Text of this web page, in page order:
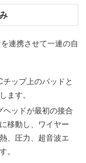
み
連携させて一連の自
チップ上のパッドと
ます。
ヘッドが最初の接合
移動し、ワイヤー
、圧力、超音波エ
。